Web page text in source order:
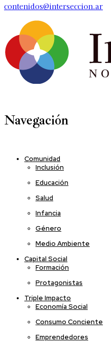
contenidos@interseccion.ar
Navegación
Comunidad
Inclusión
Educación
Salud
Infancia
Género
Medio Ambiente
Capital Social
Formación
Protagonistas
Triple Impacto
Economía Social
Consumo Conciente
Emprendedores